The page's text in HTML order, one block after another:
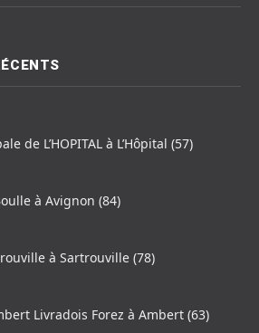
de L’HOPITAL à L’Hôpital (57)
à Avignon (84)
à Sartrouville (78)
Livradois Forez à Ambert (63)